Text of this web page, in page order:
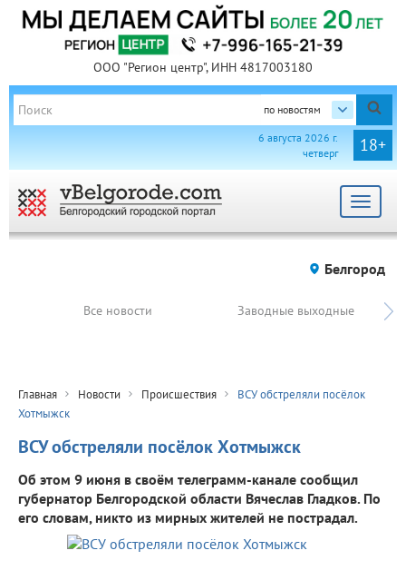
ООО "Регион центр", ИНН 4817003180
по новостям
18+
6 августа 2026 г.
четверг
Toggle
Белгород
Все новости Заводные выходные
Главная Новости Происшествия
ВСУ обстреляли посёлок
Хотмыжск
ВСУ обстреляли посёлок Хотмыжск
Об этом 9 июня в своём телеграмм-канале сообщил
губернатор Белгородской области Вячеслав Гладков. По
его словам, никто из мирных жителей не пострадал.